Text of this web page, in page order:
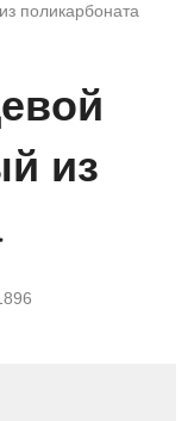
поликарбоната
из